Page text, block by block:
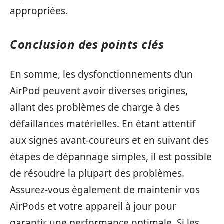
appropriées.
Conclusion des points clés
En somme, les dysfonctionnements d’un
AirPod peuvent avoir diverses origines,
allant des problèmes de charge à des
défaillances matérielles. En étant attentif
aux signes avant-coureurs et en suivant des
étapes de dépannage simples, il est possible
de résoudre la plupart des problèmes.
Assurez-vous également de maintenir vos
AirPods et votre appareil à jour pour